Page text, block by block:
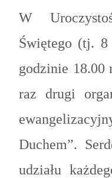
W
Świętego (tj.
godzinie 18.00
raz drugi
Duchem”.
udziału